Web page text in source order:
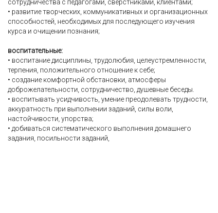
сотрудничества с педагогами, сверстниками, клиентами;
• развитие творческих, коммуникативных и организационных
способностей, необходимых для последующего изучения
курса и очищении познания;
воспитательные:
• воспитание дисциплины, трудолюбия, целеустремленности,
терпения, положительного отношение к себе;
• создание комфортной обстановки, атмосферы
доброжелательности, сотрудничество, душевные беседы.
• воспитывать усидчивость, умение преодолевать трудности,
аккуратность при выполнении заданий, силы воли,
настойчивости, упорства;
• добиваться систематического выполнения домашнего
задания, посильности заданий,